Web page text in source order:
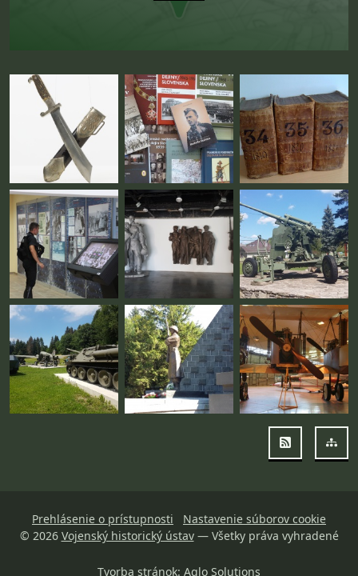
Fotogaléria
RSS
Prehlásenie o prístupnosti
Nastavenie súborov cookie
© 2026 Vojenský historický ústav— Všetky práva vyhradené
Tvorba stránok: Aglo Solutions